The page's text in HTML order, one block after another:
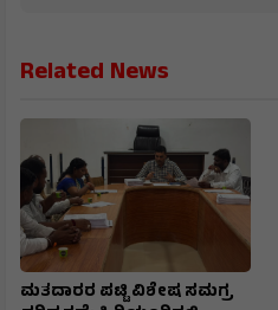
Related News
ಮತದಾರರ ಪಟ್ಟಿ ವಿಶೇಷ ಸಮಗ್ರ